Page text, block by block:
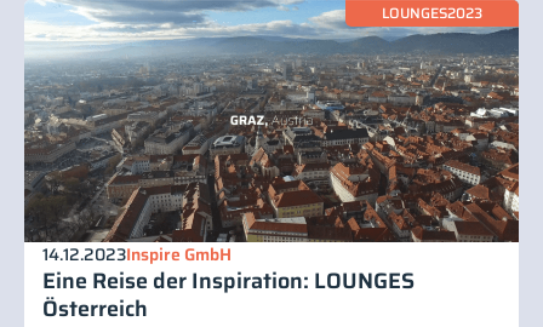
LOUNGES2023
14.12.2023Inspire GmbH
Eine Reise der Inspiration: LOUNGES
Österreich